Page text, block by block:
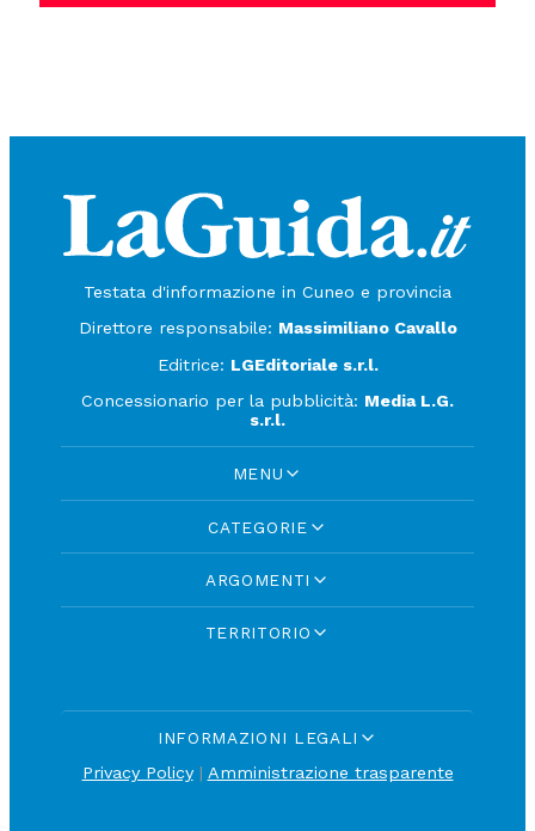
Testata d'informazione in Cuneo e provincia
Direttore responsabile: Massimiliano Cavallo
Editrice: LGEditoriale s.r.l.
Concessionario per la pubblicità: Media L.G.
s.r.l.
MENU
CATEGORIE
ARGOMENTI
TERRITORIO
INFORMAZIONI LEGALI
Privacy Policy| Amministrazione trasparente